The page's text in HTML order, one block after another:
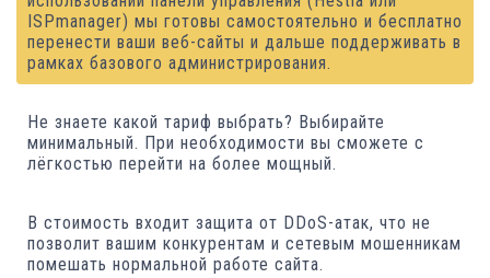
ISPmanager) мы готовы самостоятельно и бесплатно
перенести ваши веб-сайты и дальше поддерживать в
рамках базового администрирования.
Не знаете какой тариф выбрать? Выбирайте
минимальный. При необходимости вы сможете с
лёгкостью перейти на более мощный.
В стоимость входит защита от DDoS-атак, что не
позволит вашим конкурентам и сетевым мошенникам
помешать нормальной работе сайта.